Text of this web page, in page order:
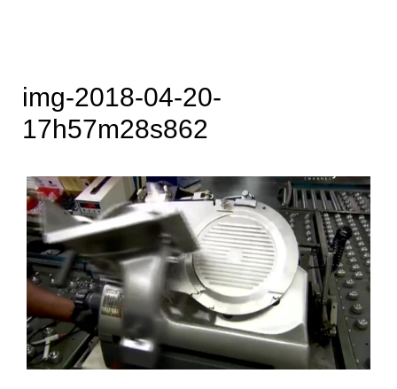
img-2018-04-20-
17h57m28s862